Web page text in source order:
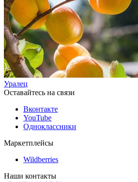
Уралец
Оставайтесь на связи
Вконтакте
YouTube
Одноклассники
Маркетплейсы
Wildberries
Наши контакты